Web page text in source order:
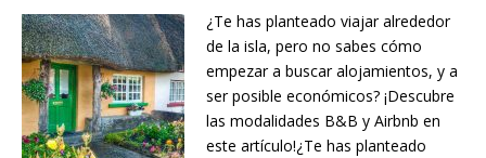
¿Te has planteado viajar alrededor
de la isla, pero no sabes cómo
empezar a buscar alojamientos, y a
ser posible económicos? ¡Descubre
las modalidades B&B y Airbnb en
este artículo!¿Te has planteado